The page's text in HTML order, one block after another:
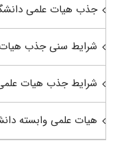
جذب هیات علمی
شرایط سنی جذب
شرایط جذب هیات
هیات علمی وابسته